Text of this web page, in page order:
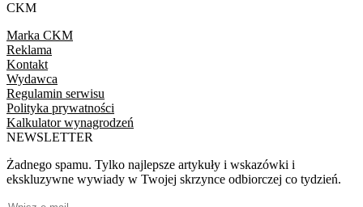
CKM
Marka CKM
Reklama
Kontakt
Wydawca
Regulamin serwisu
Polityka prywatności
Kalkulator wynagrodzeń
NEWSLETTER
Żadnego spamu. Tylko najlepsze artykuły i wskazówki i
ekskluzywne wywiady w Twojej skrzynce odbiorczej co tydzień.